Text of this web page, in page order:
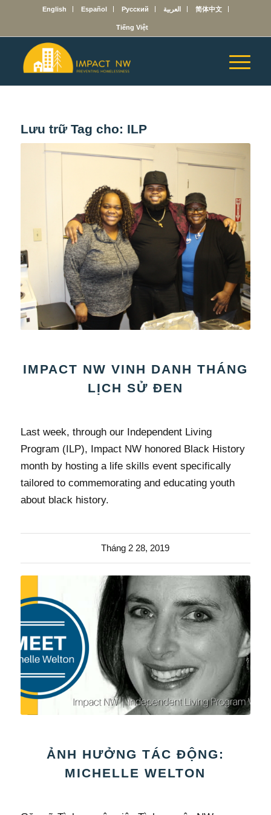
English Español Русский العربية 简体中文
Tiếng Việt
Lưu trữ Tag cho: ILP
IMPACT NW VINH DANH THÁNG
LỊCH SỬ ĐEN
Last week, through our Independent Living
Program (ILP), Impact NW honored Black History
month by hosting a life skills event specifically
tailored to commemorating and educating youth
about black history.
Tháng 2 28, 2019
ẢNH HƯỞNG TÁC ĐỘNG:
MICHELLE WELTON